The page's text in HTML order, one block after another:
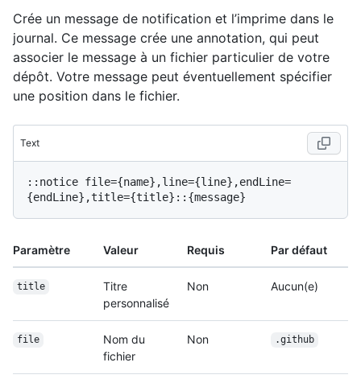
Crée un message de notification et l’imprime dans le
journal. Ce message crée une annotation, qui peut
associer le message à un fichier particulier de votre
dépôt. Votre message peut éventuellement spécifier
une position dans le fichier.
Text
::notice file={name},line={line},endLine=
Paramètre Valeur Requis Par défaut
title
Titre
personnalisé
Non Aucun(e)
file
Nom du
fichier
Non .github